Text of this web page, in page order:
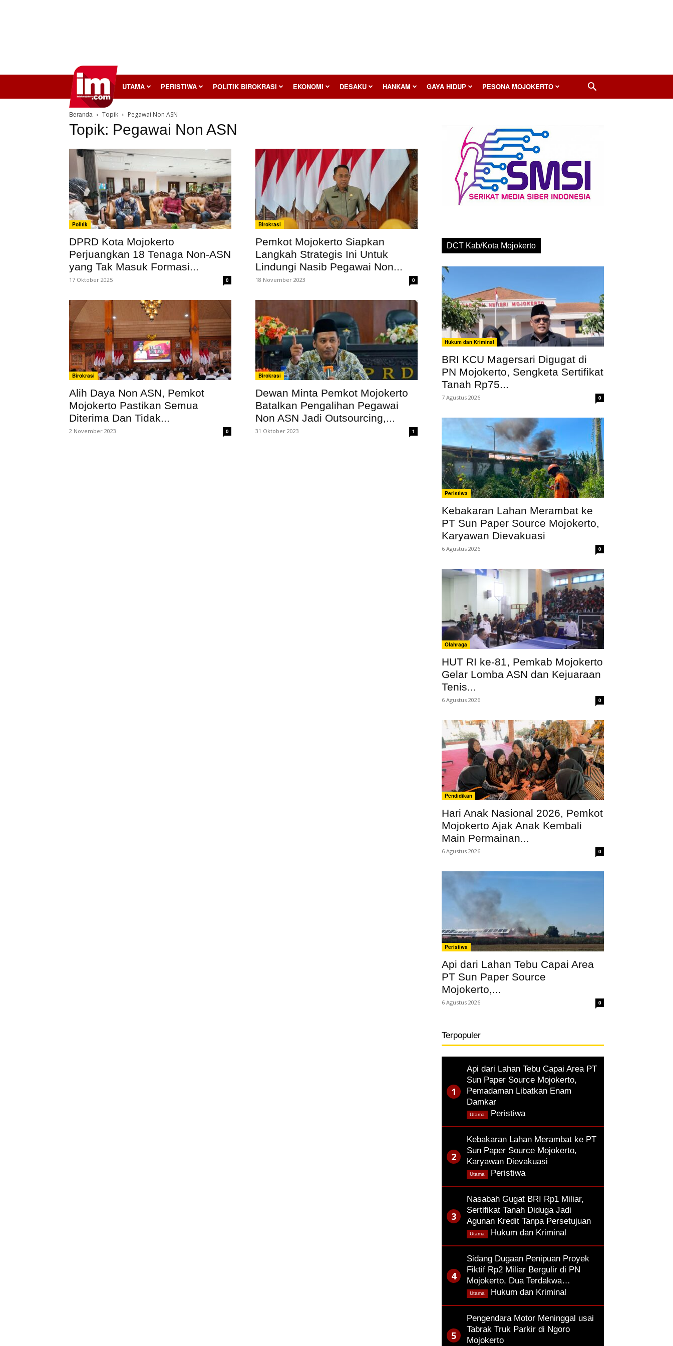
InilahMojokerto UTAMA PERISTIWA POLITIK BIROKRASI EKONOMI DESAKU HANKAM GAYA HIDUP PESONA MOJOKERTO
Beranda Topik Pegawai Non ASN
Topik: Pegawai Non ASN
Politik
DPRD Kota Mojokerto
Perjuangkan 18 Tenaga Non-ASN
yang Tak Masuk Formasi...
17 Oktober 2025 0
Birokrasi
Pemkot Mojokerto Siapkan
Langkah Strategis Ini Untuk
Lindungi Nasib Pegawai Non...
18 November 2023 0
Birokrasi
Alih Daya Non ASN, Pemkot
Mojokerto Pastikan Semua
Diterima Dan Tidak...
2 November 2023 0
Birokrasi
Dewan Minta Pemkot Mojokerto
Batalkan Pengalihan Pegawai
Non ASN Jadi Outsourcing,...
31 Oktober 2023 1
DCT Kab/Kota Mojokerto
Hukum dan Kriminal
BRI KCU Magersari Digugat di
PN Mojokerto, Sengketa Sertifikat
Tanah Rp75...
7 Agustus 2026 0
Peristiwa
Kebakaran Lahan Merambat ke
PT Sun Paper Source Mojokerto,
Karyawan Dievakuasi
6 Agustus 2026 0
Olahraga
HUT RI ke-81, Pemkab Mojokerto
Gelar Lomba ASN dan Kejuaraan
Tenis...
6 Agustus 2026 0
Pendidikan
Hari Anak Nasional 2026, Pemkot
Mojokerto Ajak Anak Kembali
Main Permainan...
6 Agustus 2026 0
Peristiwa
Api dari Lahan Tebu Capai Area
PT Sun Paper Source
Mojokerto,...
6 Agustus 2026 0
Terpopuler
Api dari Lahan Tebu Capai Area PT
Sun Paper Source Mojokerto,
Pemadaman Libatkan Enam
Damkar
Peristiwa,
Utama
Kebakaran Lahan Merambat ke PT
Sun Paper Source Mojokerto,
Karyawan Dievakuasi
Peristiwa,
Utama
Nasabah Gugat BRI Rp1 Miliar,
Sertifikat Tanah Diduga Jadi
Agunan Kredit Tanpa Persetujuan
Hukum dan Kriminal
Utama
Sidang Dugaan Penipuan Proyek
Fiktif Rp2 Miliar Bergulir di PN
Mojokerto, Dua Terdakwa…
Hukum dan Kriminal
Utama
Pengendara Motor Meninggal usai
Tabrak Truk Parkir di Ngoro
Mojokerto